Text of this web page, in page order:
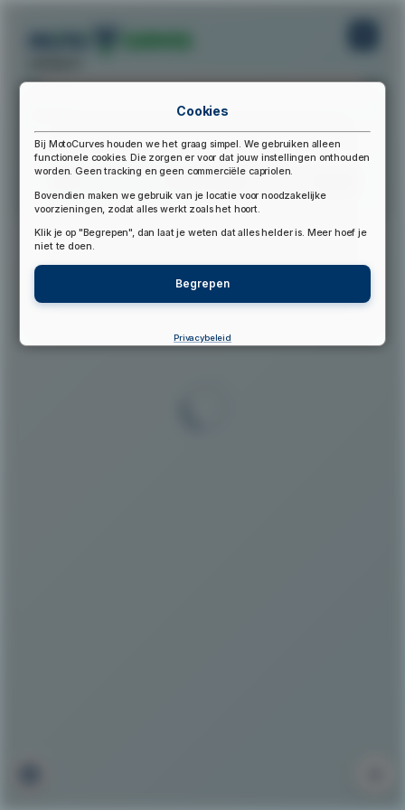
▲
Cookies
Bij MotoCurves houden we het graag simpel. We gebruiken alleen
functionele cookies. Die zorgen er voor dat jouw instellingen onthouden
worden. Geen tracking en geen commerciële capriolen.
Bovendien maken we gebruik van je locatie voor noodzakelijke
voorzieningen, zodat alles werkt zoals het hoort.
Klik je op "Begrepen", dan laat je weten dat alles helder is. Meer hoef je
niet te doen.
Begrepen
Privacybeleid